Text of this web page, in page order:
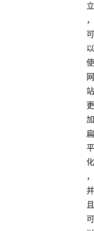
立
，
可
以
使
网
站
更
加
扁
平
化
，
并
且
可